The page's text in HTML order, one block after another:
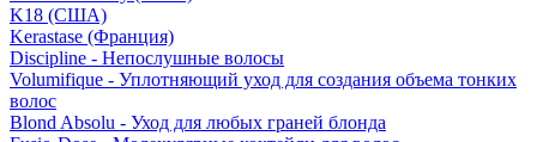
K18 (США)
Kerastase (Франция)
Discipline - Непослушные волосы
Volumifique - Уплотняющий уход для создания объема тонких
волос
Blond Absolu - Уход для любых граней блонда